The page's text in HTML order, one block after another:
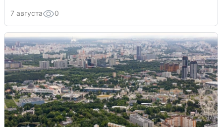
7 августа 0